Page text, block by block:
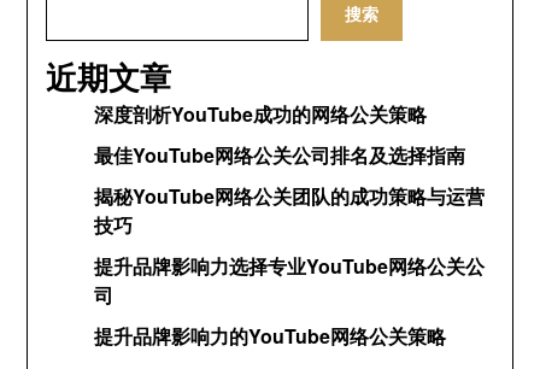
搜索
近期文章
深度剖析YouTube成功的网络公关策略
最佳YouTube网络公关公司排名及选择指南
揭秘YouTube网络公关团队的成功策略与运营
技巧
提升品牌影响力选择专业YouTube网络公关公
司
提升品牌影响力的YouTube网络公关策略